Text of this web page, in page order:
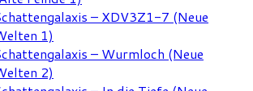
– XDV3Z1-7 (Neue
1)
– Wurmloch (Neue
2)